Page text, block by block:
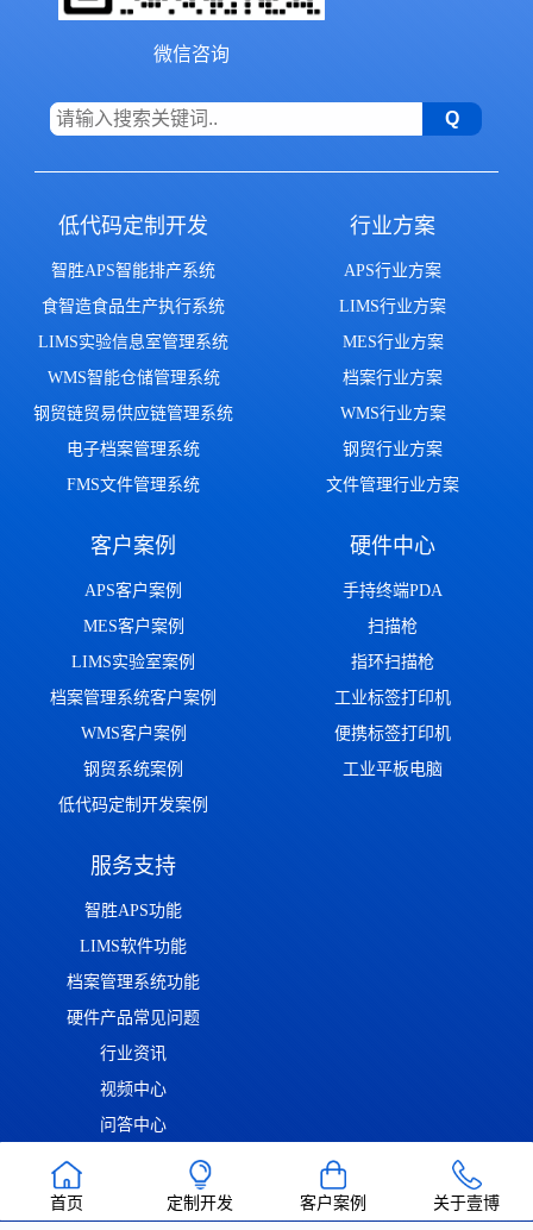
首页 定制开发 客户案例 关于壹博
微信咨询
低代码定制开发
智胜APS智能排产系统
食智造食品生产执行系统
LIMS实验信息室管理系统
WMS智能仓储管理系统
钢贸链贸易供应链管理系统
电子档案管理系统
FMS文件管理系统
行业方案
APS行业方案
LIMS行业方案
MES行业方案
档案行业方案
WMS行业方案
钢贸行业方案
文件管理行业方案
客户案例
APS客户案例
MES客户案例
LIMS实验室案例
档案管理系统客户案例
WMS客户案例
钢贸系统案例
低代码定制开发案例
硬件中心
手持终端PDA
扫描枪
指环扫描枪
工业标签打印机
便携标签打印机
工业平板电脑
服务支持
智胜APS功能
LIMS软件功能
档案管理系统功能
硬件产品常见问题
行业资讯
视频中心
问答中心
渝ICP备2022014306号 渝公网安备50011302001126号 | Copyright ©